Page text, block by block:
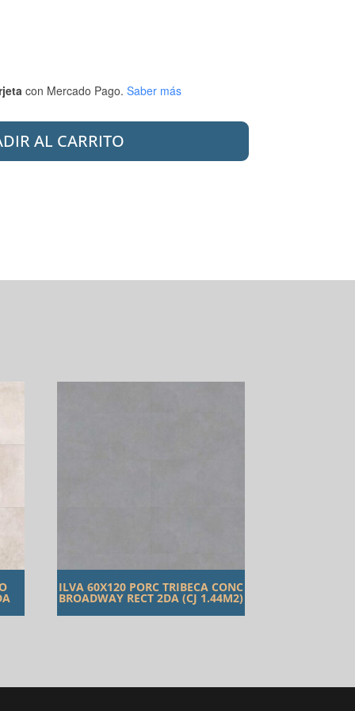
con Mercado Pago. Saber más
AL CARRITO
ILVA 60X120 PORC TRIBECA CONC
BROADWAY RECT 2DA (CJ 1.44M2)